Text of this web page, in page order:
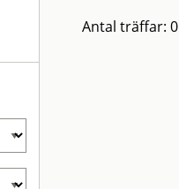
Antal träffar: 0